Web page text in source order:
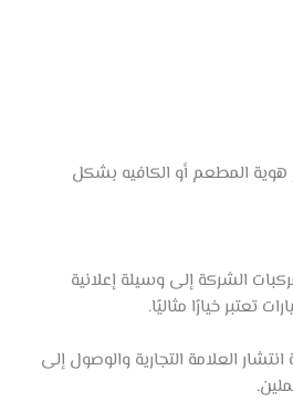
هوية المطعم أو الكافيه بشكل
الشركة إلى وسيلة إعلانية
تعتبر خيارًا مثاليًا.
العلامة التجارية والوصول إلى